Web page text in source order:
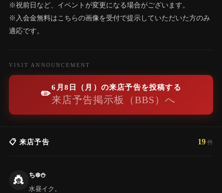
※祝前日など、イベントが変更になる場合がございます。
※入会金無料はこちらの画像を受付で提示していただいた方のみ
適応です。
VISIT ANNOUNCEMENT
✏️
6月8日（月）の来店予告を投稿する
来店予告掲示板（BBS）へ
📋 来店予告 19 件
👸
ち❄️⛄️
水昼イク。